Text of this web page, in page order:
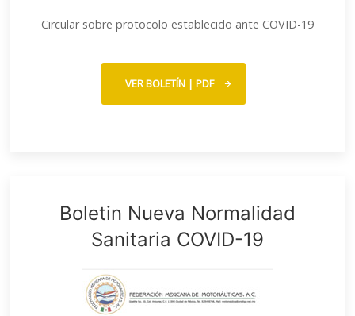
Circular sobre protocolo establecido ante COVID-19
VER BOLETÍN | PDF
Boletin Nueva Normalidad
Sanitaria COVID-19